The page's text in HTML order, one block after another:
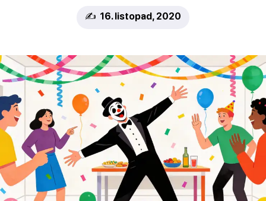
✍️ 16. listopad, 2020